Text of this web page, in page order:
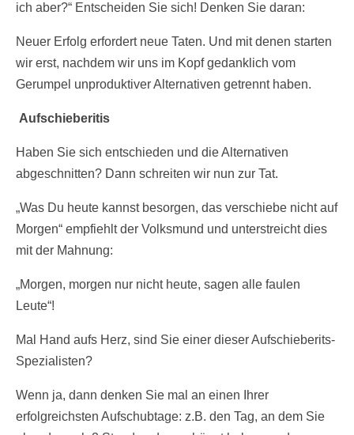
ich aber?“ Entscheiden Sie sich! Denken Sie daran:
Neuer Erfolg erfordert neue Taten. Und mit denen starten
wir erst, nachdem wir uns im Kopf gedanklich vom
Gerumpel unproduktiver Alternativen getrennt haben.
Aufschieberitis
Haben Sie sich entschieden und die Alternativen
abgeschnitten? Dann schreiten wir nun zur Tat.
„Was Du heute kannst besorgen, das verschiebe nicht auf
Morgen“ empfiehlt der Volksmund und unterstreicht dies
mit der Mahnung:
„Morgen, morgen nur nicht heute, sagen alle faulen
Leute“!
Mal Hand aufs Herz, sind Sie einer dieser Aufschieberits-
Spezialisten?
Wenn ja, dann denken Sie mal an einen Ihrer
erfolgreichsten Aufschubtage: z.B. den Tag, an dem Sie